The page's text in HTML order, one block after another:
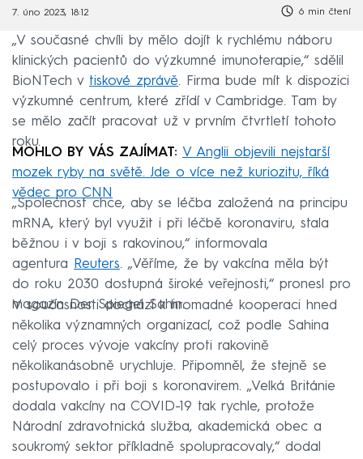
7. úno 2023, 18:12 6 min čtení
„V současné chvíli by mělo dojít k rychlému náboru
klinických pacientů do výzkumné imunoterapie,“ sdělil
BioNTech v tiskové zprávě. Firma bude mít k dispozici
výzkumné centrum, které zřídí v Cambridge. Tam by
se mělo začít pracovat už v prvním čtvrtletí tohoto
roku.
MOHLO BY VÁS ZAJÍMAT: V Anglii objevili nejstarší
mozek ryby na světě. Jde o více než kuriozitu, říká
vědec pro CNN
„Společnost chce, aby se léčba založená na principu
mRNA, který byl využit i při léčbě koronaviru, stala
běžnou i v boji s rakovinou,“ informovala
agentura
Reuters. „Věříme, že by vakcína měla být
do roku 2030 dostupná široké veřejnosti,“ pronesl pro
magazín Der Spiegel Sahin.
V současnosti dochází k hromadné kooperaci hned
několika významných organizací, což podle Sahina
celý proces vývoje vakcíny proti rakovině
několikanásobně urychluje. Připomněl, že stejně se
postupovalo i při boji s koronavirem. „Velká Británie
dodala vakcíny na COVID-19 tak rychle, protože
Národní zdravotnická služba, akademická obec a
soukromý sektor příkladně spolupracovaly,“ dodal